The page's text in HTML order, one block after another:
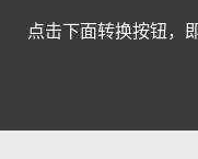
点击下面转换按钮，